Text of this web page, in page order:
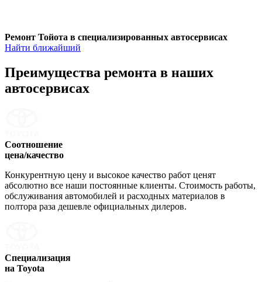
Ремонт Тойота в специализированных автосервисах
Найти ближайший
Преимущества ремонта в наших
автосервисах
Соотношение
цена/качество
Конкурентную цену и высокое качество работ ценят
абсолютно все наши постоянные клиенты. Стоимость работы,
обслуживания автомобилей и расходных материалов в
полтора раза дешевле официальных дилеров.
Специализация
на Toyota